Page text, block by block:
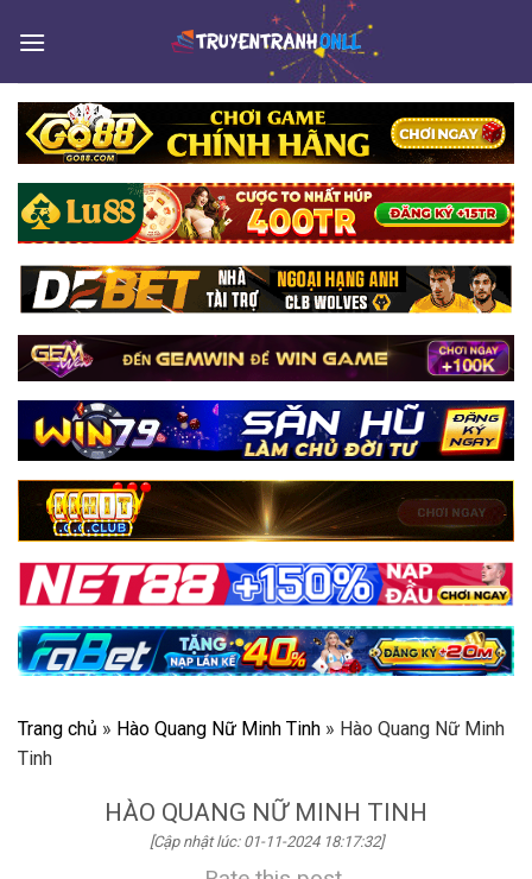
Trang chủ » Hào Quang Nữ Minh Tinh » Hào Quang Nữ Minh
Tinh
HÀO QUANG NỮ MINH TINH
[Cập nhật lúc: 01-11-2024 18:17:32]